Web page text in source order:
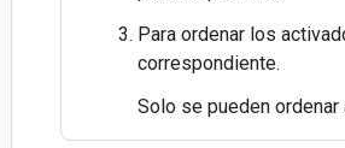
Para ordenar los
correspondiente.
Solo se pueden